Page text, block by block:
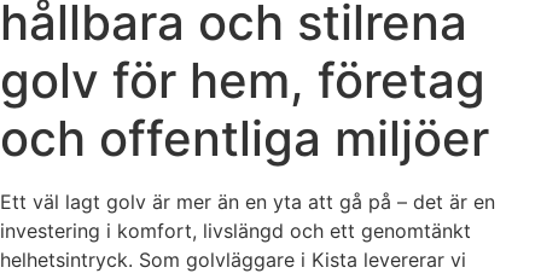
hållbara och stilrena
golv för hem, företag
och offentliga miljöer
Ett väl lagt golv är mer än en yta att gå på – det är en
investering i komfort, livslängd och ett genomtänkt
helhetsintryck. Som golvläggare i Kista levererar vi